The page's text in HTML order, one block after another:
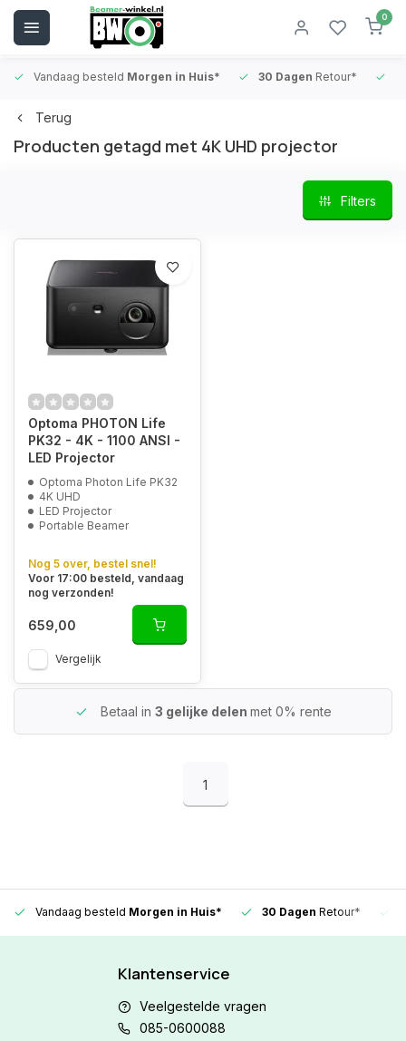
0
Vandaag besteld Morgen in Huis* 30 Dagen Retour*
Terug
Producten getagd met 4K UHD projector
Filters
Optoma PHOTON Life
PK32 - 4K - 1100 ANSI -
LED Projector
Optoma Photon Life PK32
4K UHD
LED Projector
Portable Beamer
Nog 5 over, bestel snel!
Voor 17:00 besteld, vandaag
nog verzonden!
659,00
Vergelijk
Betaal in 3 gelijke delen met 0% rente
1
Vandaag besteld Morgen in Huis* 30 Dagen Retour*
Klantenservice
Veelgestelde vragen
085-0600088